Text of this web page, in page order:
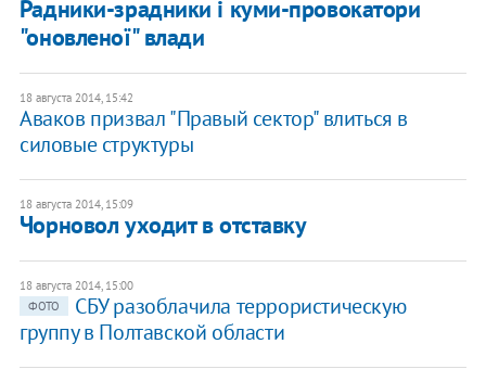
Радники-зрадники і куми-провокатори
"оновленої" влади
18 августа 2014, 15:42
Аваков призвал "Правый сектор" влиться в
силовые структуры
18 августа 2014, 15:09
Чорновол уходит в отставку
18 августа 2014, 15:00
ФОТО
СБУ разоблачила террористическую
группу в Полтавской области